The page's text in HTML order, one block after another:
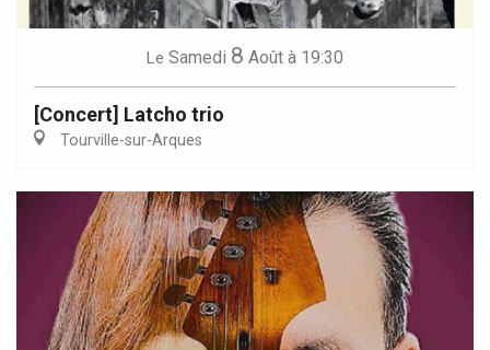
Le Samedi 8 Août à 19:30
[Concert] Latcho trio
Tourville-sur-Arques